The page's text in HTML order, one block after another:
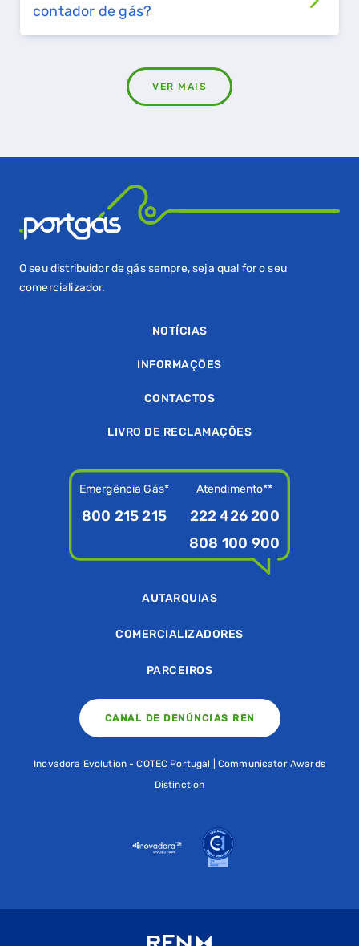
contador de gás?
VER MAIS
O seu distribuidor de gás sempre, seja qual for o seu
comercializador.
NOTÍCIAS
INFORMAÇÕES
CONTACTOS
LIVRO DE RECLAMAÇÕES
Emergência Gás*
800 215 215
Atendimento**
222 426 200
808 100 900
AUTARQUIAS
COMERCIALIZADORES
PARCEIROS
CANAL DE DENÚNCIAS REN
Inovadora Evolution - COTEC Portugal | Communicator Awards
Distinction